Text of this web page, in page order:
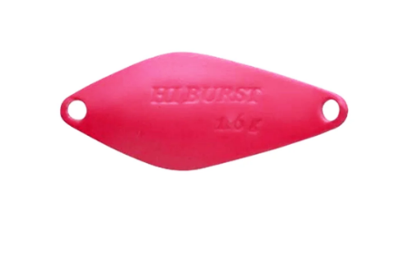
hvězdiček.